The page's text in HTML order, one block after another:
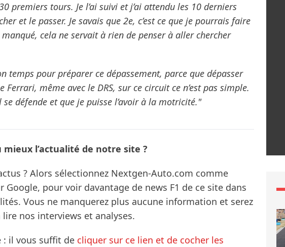
premiers tours. Je l’ai suivi et j’ai attendu les 10 derniers
et le passer. Je savais que 2e, c’est ce que je pourrais faire
cela ne servait à rien de penser à aller chercher
temps pour préparer ce dépassement, parce que dépasser
Ferrari, même avec le DRS, sur ce circuit ce n’est pas simple.
défende et que je puisse l’avoir à la motricité."
l’actualité de notre site ?
? Alors sélectionnez Nextgen-Auto.com comme
Google, pour voir davantage de news F1 de ce site dans
Vous ne manquerez plus aucune information et serez
nos interviews et analyses.
: il vous suffit de cliquer sur ce lien et de cocher les